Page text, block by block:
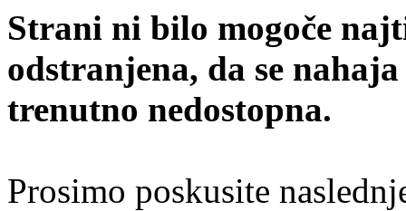
Strani ni bilo mogoče
odstranjena, da se
trenutno nedostopna.
Prosimo poskusite